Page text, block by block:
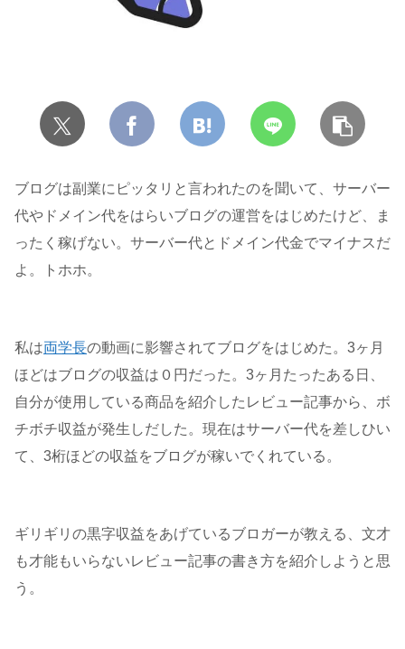
ブログは副業にピッタリと言われたのを聞いて、サーバー
代やドメイン代をはらいブログの運営をはじめたけど、ま
ったく稼げない。サーバー代とドメイン代金でマイナスだ
よ。トホホ。
私は両学長の動画に影響されてブログをはじめた。3ヶ月
ほどはブログの収益は０円だった。3ヶ月たったある日、
自分が使用している商品を紹介したレビュー記事から、ボ
チボチ収益が発生しだした。現在はサーバー代を差しひい
て、3桁ほどの収益をブログが稼いでくれている。
ギリギリの黒字収益をあげているブロガーが教える、文才
も才能もいらないレビュー記事の書き方を紹介しようと思
う。